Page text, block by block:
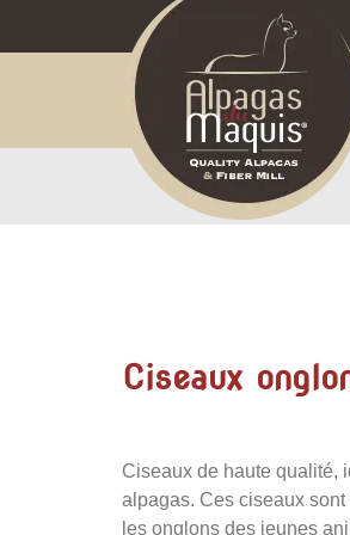
Ciseaux
Ciseaux de haute qualité,
alpagas. Ces ciseaux
les onglons des jeunes